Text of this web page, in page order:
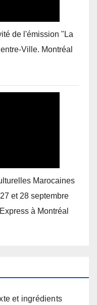
de l'émission "La
Ville. Montréal
Marocaines
et 28 septembre
à Montréal
et ingrédients